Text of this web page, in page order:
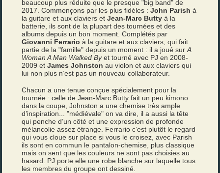
beaucoup plus réduite que le presque "big band" de
2017. Commençons par les plus fidèles :John Parish à
la guitare et aux claviers etJean-Marc Butty à la
batterie, ils sont de la plupart des tournées et des
albums depuis un bon moment. Complétés par
Giovanni Ferrario à la guitare et aux claviers, qui fait
partie de la "famille" depuis un moment : il a joué surA
Woman A Man Walked Byet tourné avec PJ en 2008-
2009 etJames Johnston au violon et aux claviers qui
lui non plus n’est pas un nouveau collaborateur.
Chacun a une tenue conçue spécialement pour la
tournée : celle de Jean-Marc Butty fait un peu kimono
dans la coupe, Johnston a une chemise très ample
d’inspiration... "médiévale" on va dire, il a aussi la tête
qui penche d’un côté et une expression de profonde
mélancolie assez étrange. Ferrario c’est plutôt le regard
qui vous cloue sur place si vous le croisez, avec Parish
ils sont en commun le pantalon-chemise, plus classique
mais on sent que les couleurs ne sont pas choisies au
hasard. PJ porte elle une robe blanche sur laquelle tous
les membres du groupe ont dessiné.